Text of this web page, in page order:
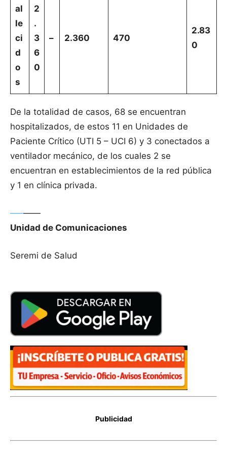
al
le
ci
d
o
s
2
.
3
6
0
– 2.360 470
2.83
0
De la totalidad de casos, 68 se encuentran
hospitalizados, de estos 11 en Unidades de
Paciente Crítico (UTI 5 – UCI 6) y 3 conectados a
ventilador mecánico, de los cuales 2 se
encuentran en establecimientos de la red pública
y 1 en clínica privada.
—–——
Unidad de Comunicaciones
Seremi de Salud
Publicidad